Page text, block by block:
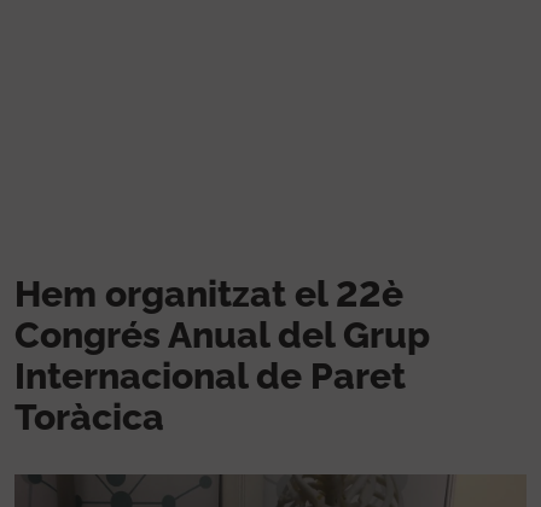
Hem organitzat el 22è
Congrés Anual del Grup
Internacional de Paret
Toràcica